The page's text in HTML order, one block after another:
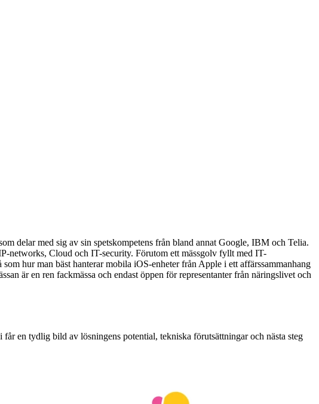
delar med sig av sin spetskompetens från bland annat Google, IBM och Telia.
networks, Cloud och IT-security. Förutom ett mässgolv fyllt med IT-
hur man bäst hanterar mobila iOS-enheter från Apple i ett affärssammanhang
är en ren fackmässa och endast öppen för representanter från näringslivet och
en tydlig bild av lösningens potential, tekniska förutsättningar och nästa steg